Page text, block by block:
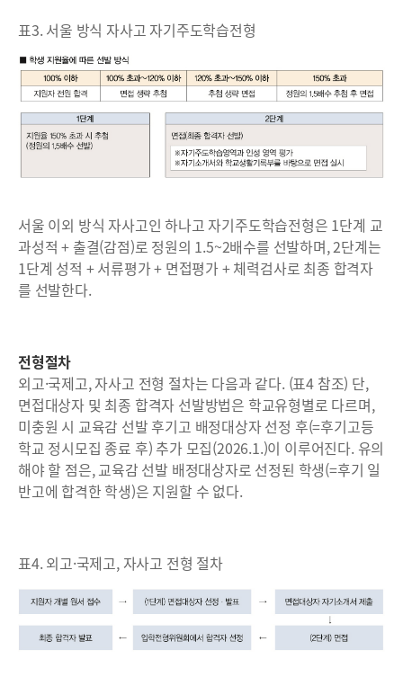
표3. 서울 방식 자사고 자기주도학습전형
서울 이외 방식 자사고인 하나고 자기주도학습전형은 1단계 교
과성적 + 출결(감점)로 정원의 1.5~2배수를 선발하며, 2단계는
1단계 성적 + 서류평가 + 면접평가 + 체력검사로 최종 합격자
를 선발한다.
전형절차
외고·국제고, 자사고 전형 절차는 다음과 같다. (표4 참조) 단,
면접대상자 및 최종 합격자 선발방법은 학교유형별로 다르며,
미충원 시 교육감 선발 후기고 배정대상자 선정 후(=후기고등
학교 정시모집 종료 후) 추가 모집(2026.1.)이 이루어진다. 유의
해야 할 점은, 교육감 선발 배정대상자로 선정된 학생(=후기 일
반고에 합격한 학생)은 지원할 수 없다.
표4. 외고·국제고, 자사고 전형 절차